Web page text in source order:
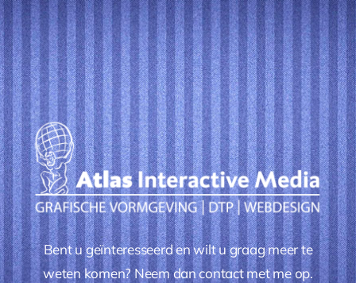
Bent u geïnteresseerd en wilt u graag meer te
weten komen? Neem dan contact met me op.